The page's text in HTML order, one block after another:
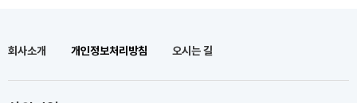
회사소개 개인정보처리방침 오시는 길